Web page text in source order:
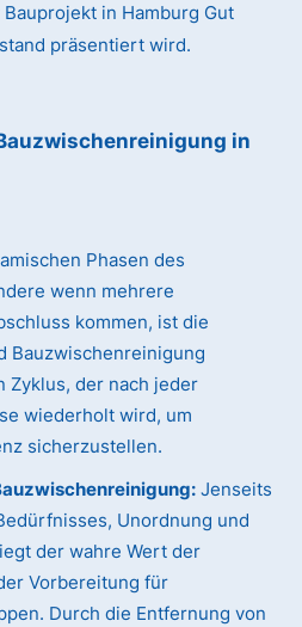
in Hamburg Gut
präsentiert wird.
in
Phasen des
wenn mehrere
kommen, ist die
Bauzwischenreinigung
Zyklus, der nach jeder
wiederholt wird, um
sicherzustellen.
Jenseits
Unordnung und
der wahre Wert der
Vorbereitung für
Durch die Entfernung von